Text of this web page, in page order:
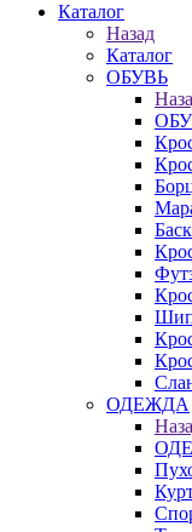
Каталог
Назад
Каталог
ОБУВЬ
ОДЕЖДА